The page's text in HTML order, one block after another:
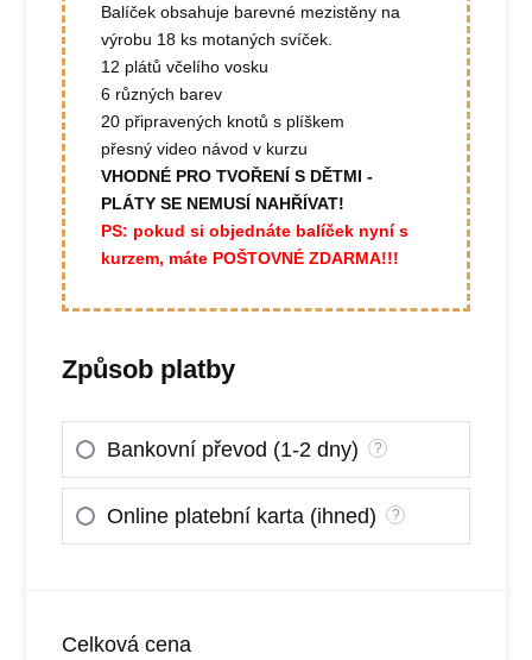
Balíček obsahuje barevné mezistěny na
výrobu 18 ks motaných svíček.
12 plátů včelího vosku
6 různých barev
20 připravených knotů s plíškem
přesný video návod v kurzu
VHODNÉ PRO TVOŘENÍ S DĚTMI -
PLÁTY SE NEMUSÍ NAHŘÍVAT!
PS: pokud si objednáte balíček nyní s
kurzem, máte POŠTOVNÉ ZDARMA!!!
Způsob platby
Bankovní převod (1-2 dny) ?
Online platební karta (ihned) ?
Celková cena